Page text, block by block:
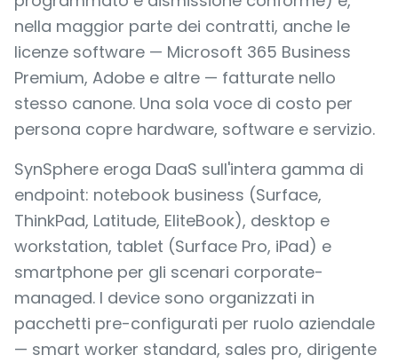
nella maggior parte dei contratti, anche le
licenze software — Microsoft 365 Business
Premium, Adobe e altre — fatturate nello
stesso canone. Una sola voce di costo per
persona copre hardware, software e servizio.
SynSphere eroga DaaS sull'intera gamma di
endpoint: notebook business (Surface,
ThinkPad, Latitude, EliteBook), desktop e
workstation, tablet (Surface Pro, iPad) e
smartphone per gli scenari corporate-
managed. I device sono organizzati in
pacchetti pre-configurati per ruolo aziendale
— smart worker standard, sales pro, dirigente